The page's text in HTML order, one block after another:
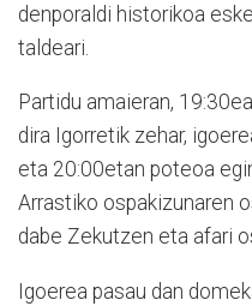
denporaldi historikoa
taldeari.
Partidu amaieran,
dira Igorretik zehar,
eta 20:00etan poteoa
Arrastiko ospakizunaren
dabe Zekutzen eta afari
Igoerea pasau dan